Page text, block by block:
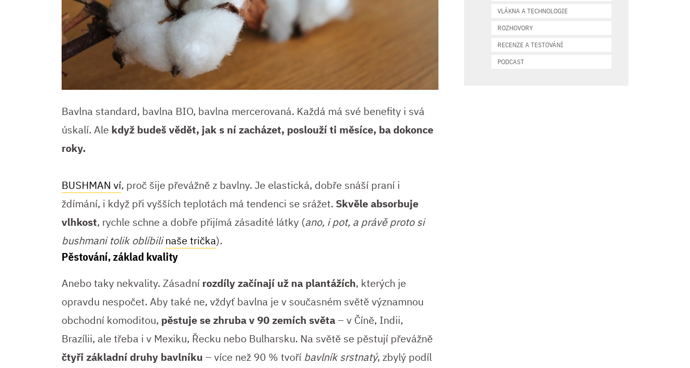
Bavlna standard, bavlna BIO, bavlna mercerovaná. Každá má své benefity i svá
úskalí. Ale když budeš vědět, jak s ní zacházet, poslouží ti měsíce, ba dokonce
roky.
BUSHMAN ví, proč šije převážně z bavlny. Je elastická, dobře snáší praní i
ždímání, i když při vyšších teplotách má tendenci se srážet. Skvěle absorbuje
vlhkost, rychle schne a dobře přijímá zásadité látky (ano, i pot, a právě proto si
bushmani tolik oblíbilinaše trička).
Pěstování, základ kvality
Anebo taky nekvality. Zásadní rozdíly začínají už na plantážích, kterých je
opravdu nespočet. Aby také ne, vždyť bavlna je v současném světě významnou
obchodní komoditou, pěstuje se zhruba v 90 zemích světa– v Číně, Indii,
Brazílii, ale třeba i v Mexiku, Řecku nebo Bulharsku. Na světě se pěstují převážně
čtyři základní druhy bavlníku – více než 90 % tvoří bavlník srstnatý, zbylý podíl
VLÁKNA A TECHNOLOGIE
ROZHOVORY
RECENZE A TESTOVÁNÍ
PODCAST